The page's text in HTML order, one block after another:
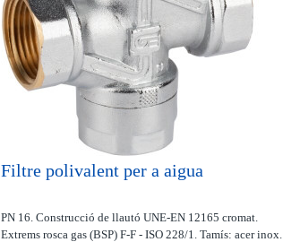
Filtre polivalent per a aigua
PN 16. Construcció de llautó UNE-EN 12165 cromat.
Extrems rosca gas (BSP) F-F - ISO 228/1. Tamís: acer inox.